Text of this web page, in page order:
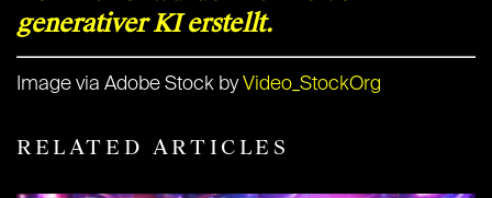
generativer KI erstellt.
Image via Adobe Stock by Video_StockOrg
RELATED ARTICLES